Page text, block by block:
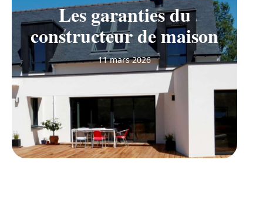
Les garanties du
constructeur de maison
11 mars 2026